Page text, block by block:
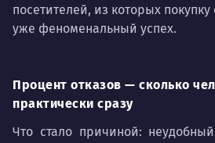
посетителей, из которых
уже феноменальный успех.
Процент отказов — сколько
практически сразу
Что стало причиной: